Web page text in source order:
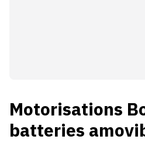
Motorisations
batteries